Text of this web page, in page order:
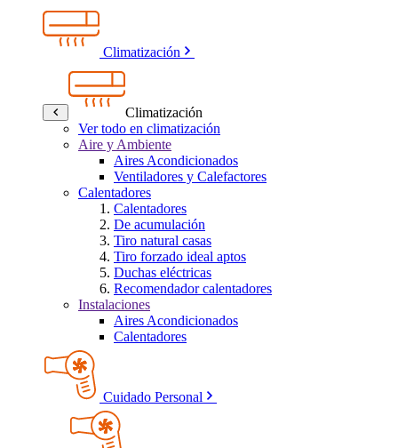
Climatización
Climatización
Ver todo en climatización
Aire y Ambiente
Aires Acondicionados
Ventiladores y Calefactores
Calentadores
Calentadores
De acumulación
Tiro natural casas
Tiro forzado ideal aptos
Duchas eléctricas
Recomendador calentadores
Instalaciones
Aires Acondicionados
Calentadores
Cuidado Personal